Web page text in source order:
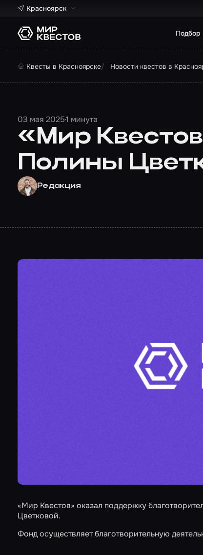
Красноярск
Подбор
Квесты в Красноярске Новости квестов в
03 мая 20251 минута
«Мир
Полины
Редакция
«Мир Квестов» оказал поддержку
Цветковой.
Фонд осуществляет благотворительную